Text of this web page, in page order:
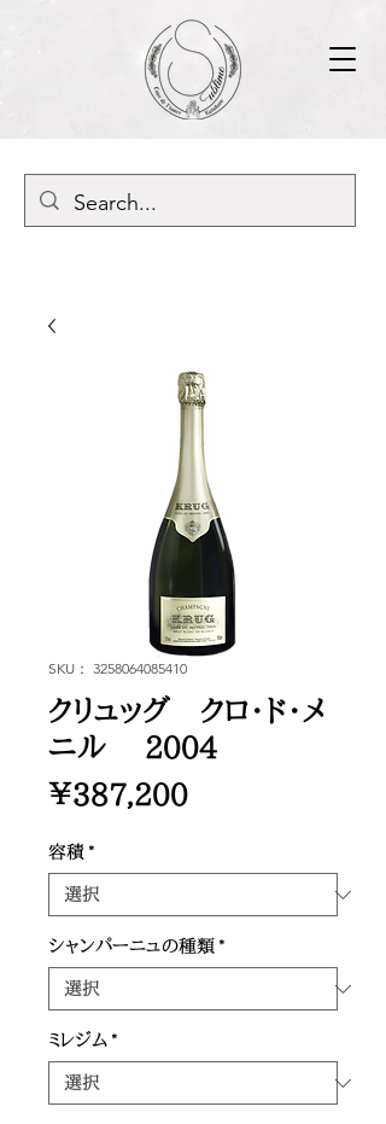
SKU： 3258064085410
クリュッグ クロ・ド・メ
ニル 2004
￥387,200価
容積 *
シャンパーニュの種類 *
ミレジム *